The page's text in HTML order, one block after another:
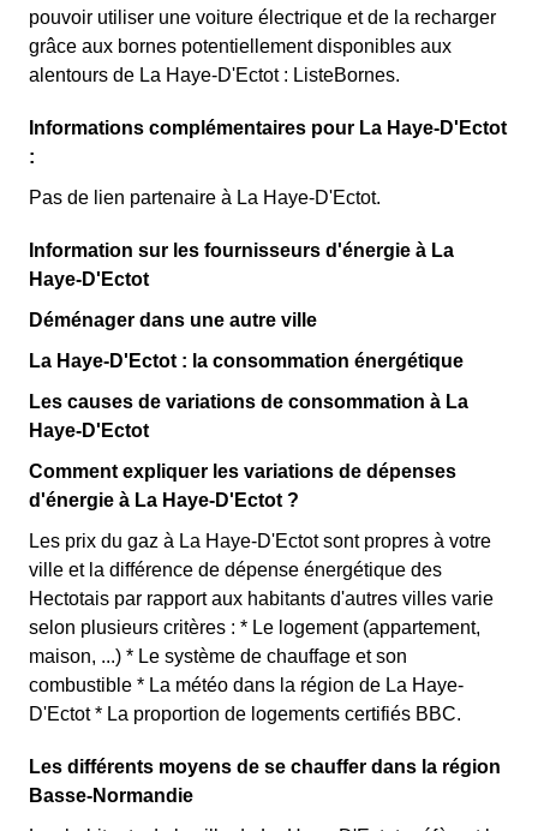
pouvoir utiliser une voiture électrique et de la recharger
grâce aux bornes potentiellement disponibles aux
alentours de La Haye-D'Ectot : ListeBornes.
Informations complémentaires pour La Haye-D'Ectot
:
Pas de lien partenaire à La Haye-D'Ectot.
Information sur les fournisseurs d'énergie à La
Haye-D'Ectot
Déménager dans une autre ville
La Haye-D'Ectot : la consommation énergétique
Les causes de variations de consommation à La
Haye-D'Ectot
Comment expliquer les variations de dépenses
d'énergie à La Haye-D'Ectot ?
Les prix du gaz à La Haye-D'Ectot sont propres à votre
ville et la différence de dépense énergétique des
Hectotais par rapport aux habitants d'autres villes varie
selon plusieurs critères : * Le logement (appartement,
maison, ...) * Le système de chauffage et son
combustible * La météo dans la région de La Haye-
D'Ectot * La proportion de logements certifiés BBC.
Les différents moyens de se chauffer dans la région
Basse-Normandie